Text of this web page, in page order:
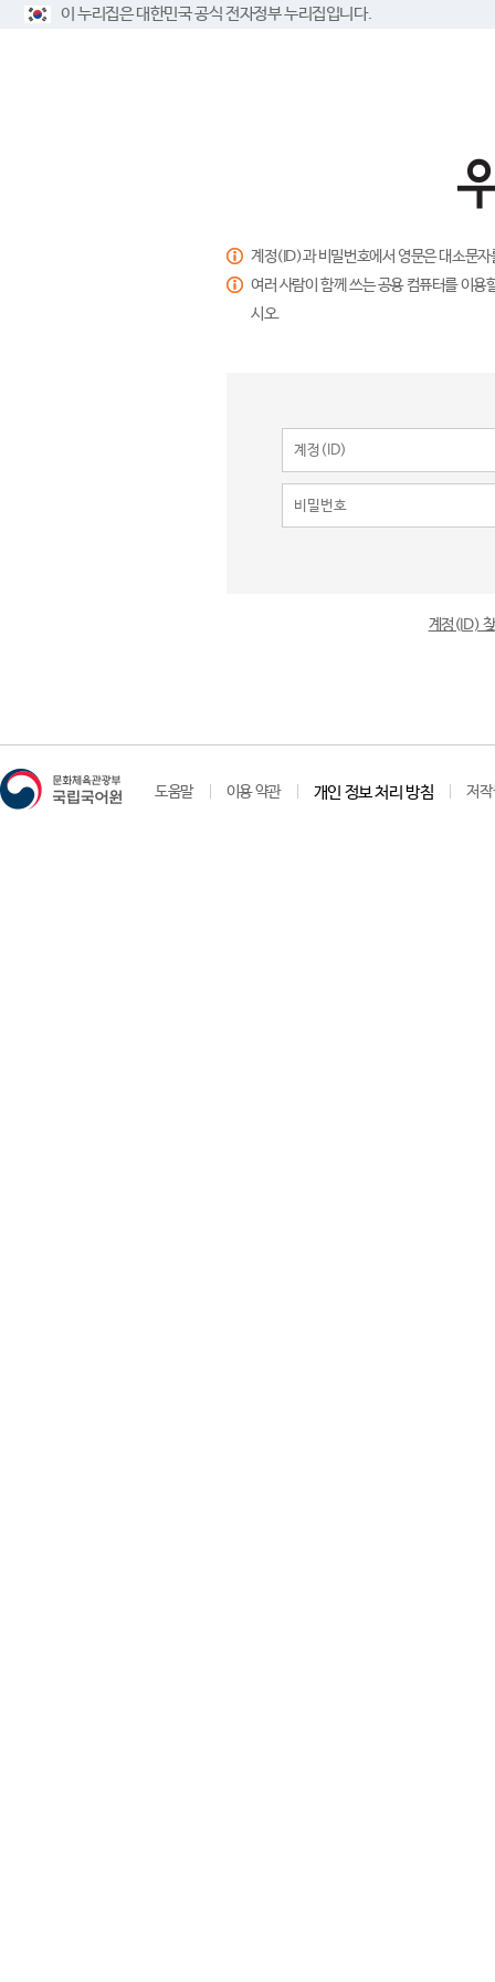
이 누리집은 대한민국 공식 전자정부 누리집입니다.
계정(ID)과 비밀번호에서 영문은 대소문
여러 사람이 함께 쓰는 공용 컴퓨터를 이
시오.
계정(ID)
도움말 이용 약관 개인 정보 처리 방침 저